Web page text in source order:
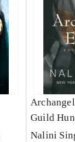
Guild
Nalini